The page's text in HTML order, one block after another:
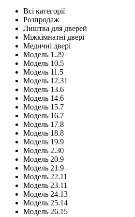
Всі категорії
Розпродаж
Лиштва для дверей
Міжкімнатні двері
Медичні двері
Модель 1.29
Модель 10.5
Модель 11.5
Модель 12.31
Модель 13.6
Модель 14.6
Модель 15.7
Модель 16.7
Модель 17.8
Модель 18.8
Модель 19.9
Модель 2.30
Модель 20.9
Модель 21.9
Модель 22.11
Модель 23.11
Модель 24.13
Модель 25.14
Модель 26.15